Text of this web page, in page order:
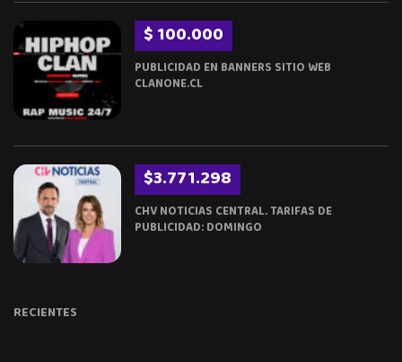
$ 100.000
PUBLICIDAD EN BANNERS SITIO WEB
CLANONE.CL
$3.771.298
CHV NOTICIAS CENTRAL. TARIFAS DE
PUBLICIDAD: DOMINGO
RECIENTES